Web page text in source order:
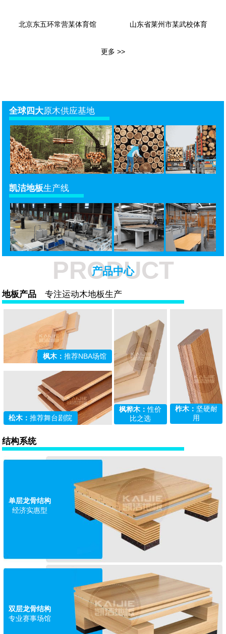
北京东五环常营某体育馆 山东省莱州市某武校体育
更多 >>
全球四大原木供应基地
凯洁地板生产线
PRODUCT
产品中心
地板产品 专注运动木地板生产
枫木：推荐NBA场馆
松木：推荐舞台剧院
枫桦木：性价
比之选
柞木： 坚硬耐
用
结构系统
单层龙骨结构
经济实惠型
双层龙骨结构
专业赛事场馆